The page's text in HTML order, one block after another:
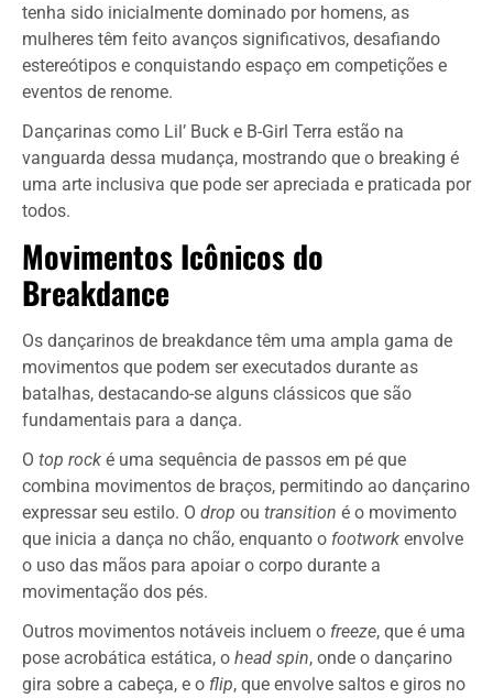
tenha sido inicialmente dominado por homens, as
mulheres têm feito avanços significativos, desafiando
estereótipos e conquistando espaço em competições e
eventos de renome.
Dançarinas como Lil’ Buck e B-Girl Terra estão na
vanguarda dessa mudança, mostrando que o breaking é
uma arte inclusiva que pode ser apreciada e praticada por
todos.
Movimentos Icônicos do
Breakdance
Os dançarinos de breakdance têm uma ampla gama de
movimentos que podem ser executados durante as
batalhas, destacando-se alguns clássicos que são
fundamentais para a dança.
O top rock é uma sequência de passos em pé que
combina movimentos de braços, permitindo ao dançarino
expressar seu estilo. O drop ou transition é o movimento
que inicia a dança no chão, enquanto o footwork envolve
o uso das mãos para apoiar o corpo durante a
movimentação dos pés.
Outros movimentos notáveis incluem o freeze, que é uma
pose acrobática estática, o head spin, onde o dançarino
gira sobre a cabeça, e o flip, que envolve saltos e giros no